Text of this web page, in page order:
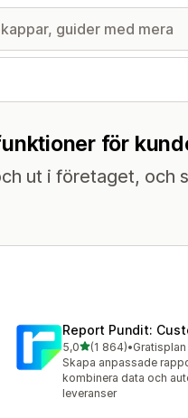
för
ut i företaget, och
Report Pundit:
5,0av 5 stjärnor
(1 864)
1864 recensioner totalt
•
Skapa anpassade
kombinera data och
leveranser